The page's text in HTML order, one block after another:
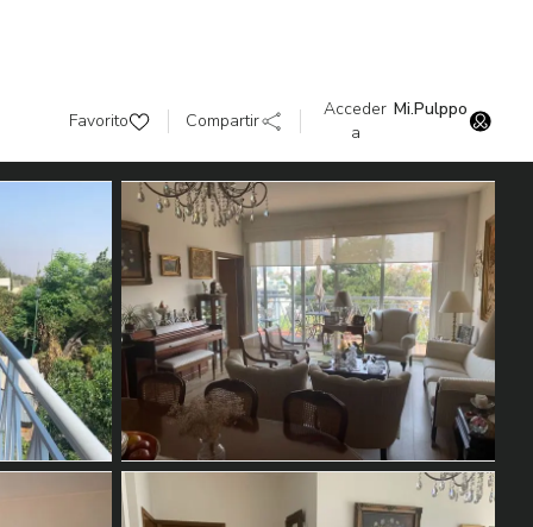
Favorito Compartir
Acceder
a
Mi.Pulppo